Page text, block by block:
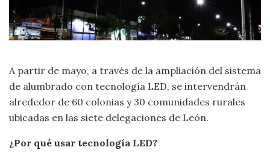
A partir de mayo, a través de la ampliación del sistema
de alumbrado con tecnología LED, se intervendrán
alrededor de 60 colonias y 30 comunidades rurales
ubicadas en las siete delegaciones de León.
¿Por qué usar tecnología LED?